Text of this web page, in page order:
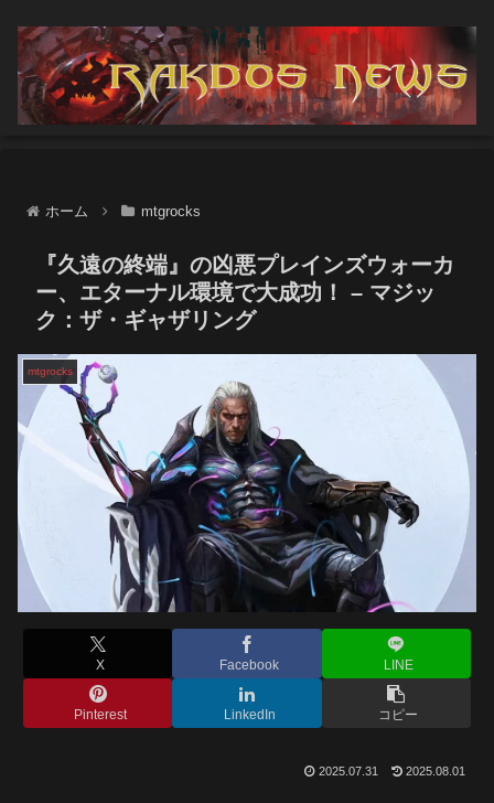
ホーム mtgrocks
『久遠の終端』の凶悪プレインズウォーカ
ー、エターナル環境で大成功！ – マジッ
ク：ザ・ギャザリング
mtgrocks
X Facebook LINE
Pinterest LinkedIn コピー
2025.07.31 2025.08.01